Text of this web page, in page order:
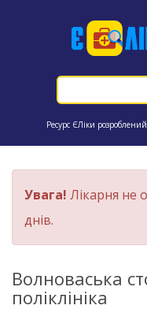
Ресурс ЄЛіки
Увага! Лікарня не
днів.
Волноваська
поліклініка